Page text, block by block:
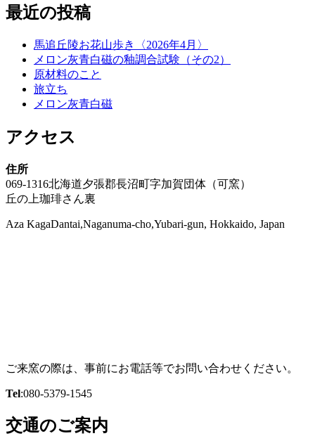
最近の投稿
馬追丘陵お花山歩き〈2026年4月〉
メロン灰青白磁の釉調合試験（その2）
原材料のこと
旅立ち
メロン灰青白磁
アクセス
住所
069-1316北海道夕張郡長沼町字加賀団体（可窯）
丘の上珈琲さん裏
Aza KagaDantai,Naganuma-cho,Yubari-gun, Hokkaido, Japan
ご来窯の際は、事前にお電話等でお問い合わせください。
Tel:080-5379-1545
交通のご案内